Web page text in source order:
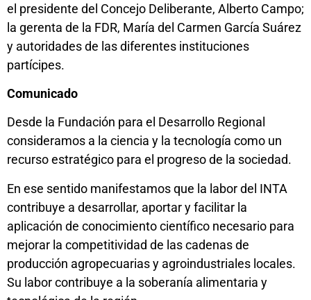
el presidente del Concejo Deliberante, Alberto Campo;
la gerenta de la FDR, María del Carmen García Suárez
y autoridades de las diferentes instituciones
partícipes.
Comunicado
Desde la Fundación para el Desarrollo Regional
consideramos a la ciencia y la tecnología como un
recurso estratégico para el progreso de la sociedad.
En ese sentido manifestamos que la labor del INTA
contribuye a desarrollar, aportar y facilitar la
aplicación de conocimiento científico necesario para
mejorar la competitividad de las cadenas de
producción agropecuarias y agroindustriales locales.
Su labor contribuye a la soberanía alimentaria y